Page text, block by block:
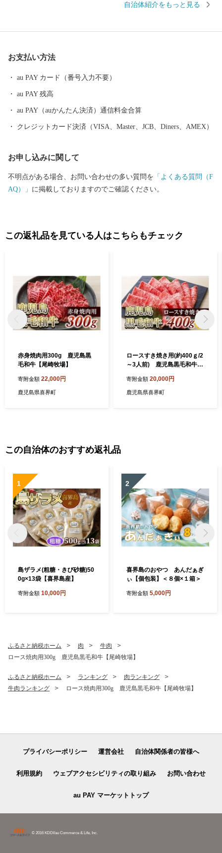
サンゴの化石を利用した石垣など、島民の生活はサンゴと共に育
キビを中心とした農業で中でも、白ゴマの生産量は国内一のシェ
自治体紹介をもっと見る
お支払い方法
au PAY カード（番号入力不要）
au PAY 残高
au PAY（auかんたん決済）通信料金合算
クレジットカード決済（VISA、Master、JCB、Diners、AMEX）
お申し込みに関して
不明点がある場合、お問い合わせの多い質問を 「よくある質問（F
AQ）」 に掲載しておりますのでご確認ください。
この返礼品を見ている人はこちらもチェック
赤身焼肉用300g 鹿児島黒
毛和牛【尾崎牧場】
寄附金額 22,000円
鹿児島県喜界町
ロースすき焼き用(約400ｇ/2
～3人前) 鹿児島黒毛和牛
寄附金額 20,000円
鹿児島県喜界町
この自治体のおすすめ返礼品
1
島ザラメ(粗糖・きび砂糖)50
0g×13袋【喜界島産】
寄附金額 10,000円
2
喜界島のおやつ あんだぁぎ
ぃ【個包装】＜８個×１箱＞
寄附金額 5,000円
ふるさと納税ホーム 肉
牛肉
ロース焼肉用300g 鹿児島黒毛和牛【尾崎牧場】
ふるさと納税ホーム ランキング
肉ランキング
牛肉ランキング
ロース焼肉用300g 鹿児島黒毛和牛【尾崎牧場】
プライバシーポリシー 運営会社 自治体関係者の皆様へ
利用規約 ウェブアクセシビリティの取り組み お問い合わせ
au PAY マーケットトップ
© 2016 KDDI/au Commerce & Life, Inc.